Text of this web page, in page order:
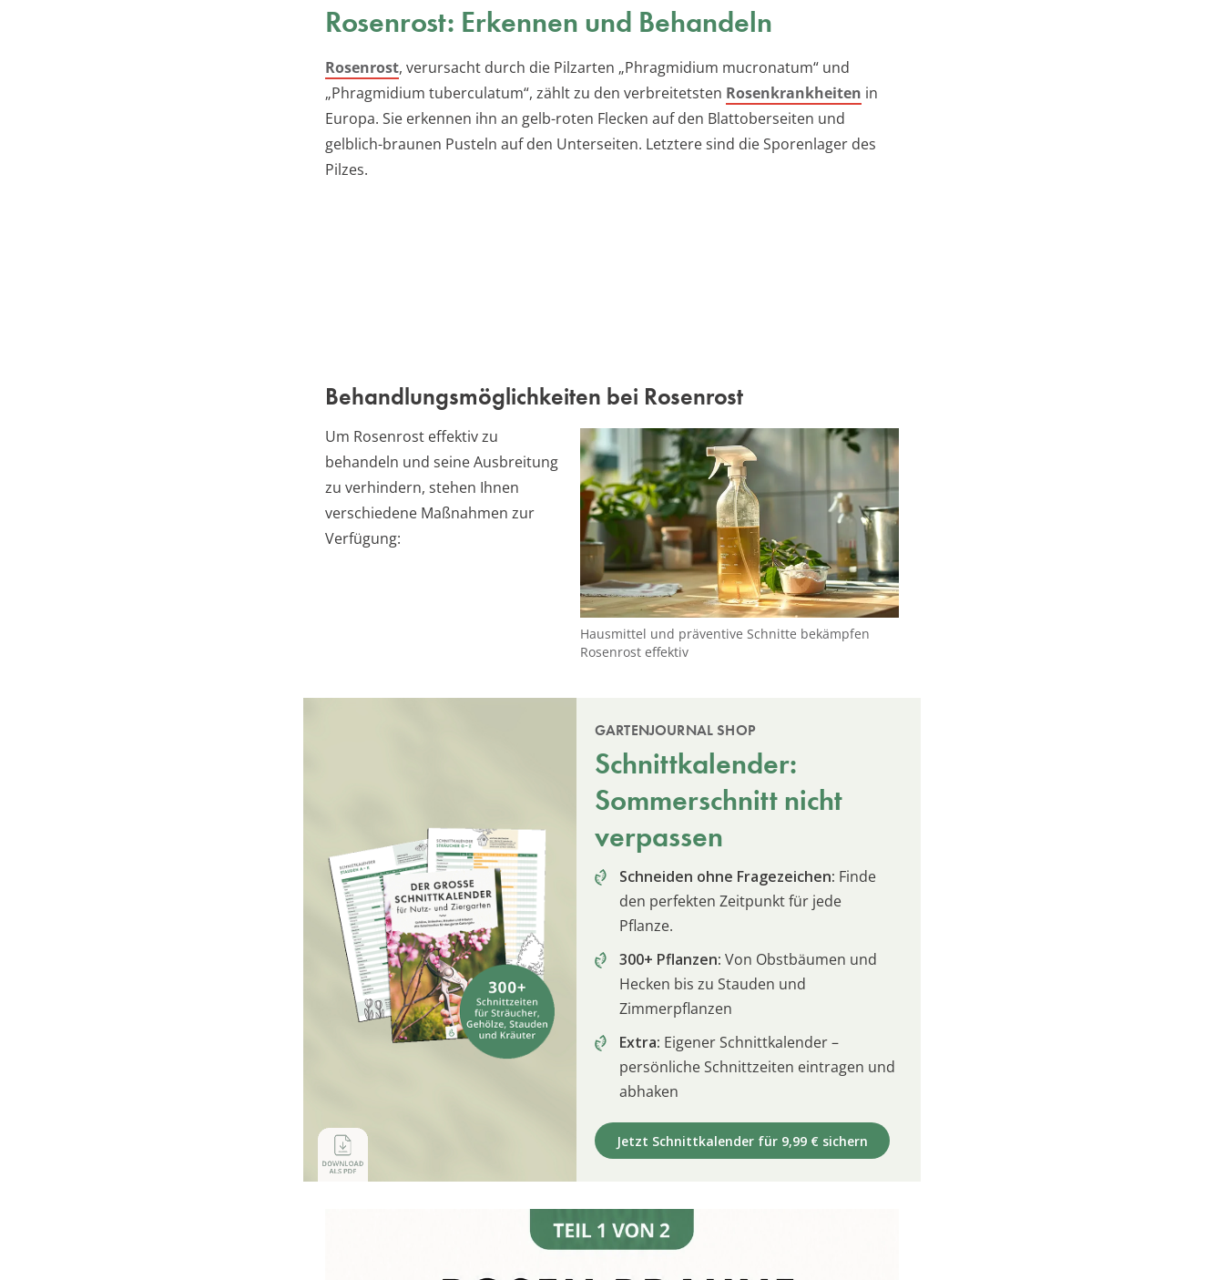
Rosenrost: Erkennen und Behandeln
Rosenrost, verursacht durch die Pilzarten „Phragmidium mucronatum“ und
„Phragmidium tuberculatum“, zählt zu den verbreitetsten Rosenkrankheiten in
Europa. Sie erkennen ihn an gelb-roten Flecken auf den Blattoberseiten und
gelblich-braunen Pusteln auf den Unterseiten. Letztere sind die Sporenlager des
Pilzes.
Behandlungsmöglichkeiten bei Rosenrost
Hausmittel und präventive Schnitte bekämpfen
Rosenrost effektiv
Um Rosenrost effektiv zu
behandeln und seine Ausbreitung
zu verhindern, stehen Ihnen
verschiedene Maßnahmen zur
Verfügung:
GARTENJOURNAL SHOP
Schnittkalender:
Sommerschnitt nicht
verpassen
Schneiden ohne Fragezeichen: Finde
den perfekten Zeitpunkt für jede
Pflanze.
300+ Pflanzen: Von Obstbäumen und
Hecken bis zu Stauden und
Zimmerpflanzen
Extra: Eigener Schnittkalender –
persönliche Schnittzeiten eintragen und
abhaken
Jetzt Schnittkalender für 9,99 € sichern